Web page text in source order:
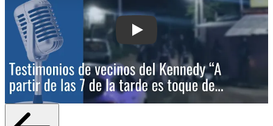
Play: Testimonios de vecinos del